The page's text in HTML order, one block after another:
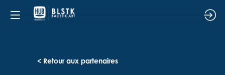
< Retour aux partenaires